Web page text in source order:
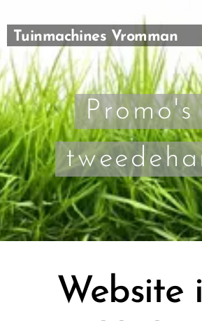
Tuinmachines Vromman
Carl
Promo's
Website